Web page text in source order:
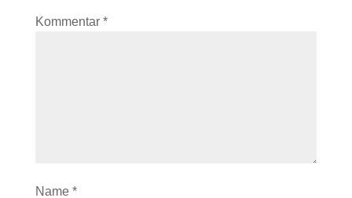
Kommentar *
Name *